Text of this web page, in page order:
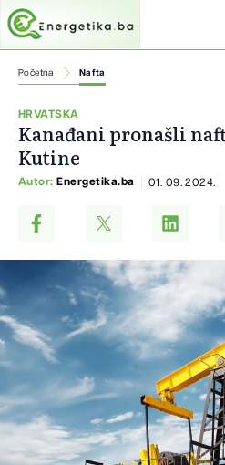
Početna Nafta
HRVATSKA
Kanađani pronašli
Kutine
Autor: Energetika.ba 01. 09. 2024.